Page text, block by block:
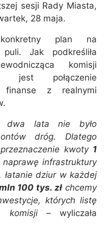
sesji Rady Miasta,
28 maja.
plan na
Jak podkreśliła
komisji
jest połączenie
finanse z realnymi
dwa lata nie było
dróg. Dlatego
kwoty 1
infrastruktury
dziur w każdej
100 tys. złchcemy
których listę
komisji –wyliczała